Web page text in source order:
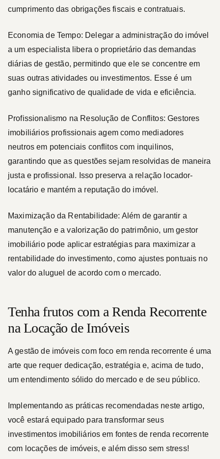
cumprimento das obrigações fiscais e contratuais.
Economia de Tempo: Delegar a administração do imóvel
a um especialista libera o proprietário das demandas
diárias de gestão, permitindo que ele se concentre em
suas outras atividades ou investimentos. Esse é um
ganho significativo de qualidade de vida e eficiência.
Profissionalismo na Resolução de Conflitos: Gestores
imobiliários profissionais agem como mediadores
neutros em potenciais conflitos com inquilinos,
garantindo que as questões sejam resolvidas de maneira
justa e profissional. Isso preserva a relação locador-
locatário e mantém a reputação do imóvel.
Maximização da Rentabilidade: Além de garantir a
manutenção e a valorização do patrimônio, um gestor
imobiliário pode aplicar estratégias para maximizar a
rentabilidade do investimento, como ajustes pontuais no
valor do aluguel de acordo com o mercado.
Tenha frutos com a Renda Recorrente
na Locação de Imóveis
A gestão de imóveis com foco em renda recorrente é uma
arte que requer dedicação, estratégia e, acima de tudo,
um entendimento sólido do mercado e de seu público.
Implementando as práticas recomendadas neste artigo,
você estará equipado para transformar seus
investimentos imobiliários em fontes de renda recorrente
com locações de imóveis, e além disso sem stress!